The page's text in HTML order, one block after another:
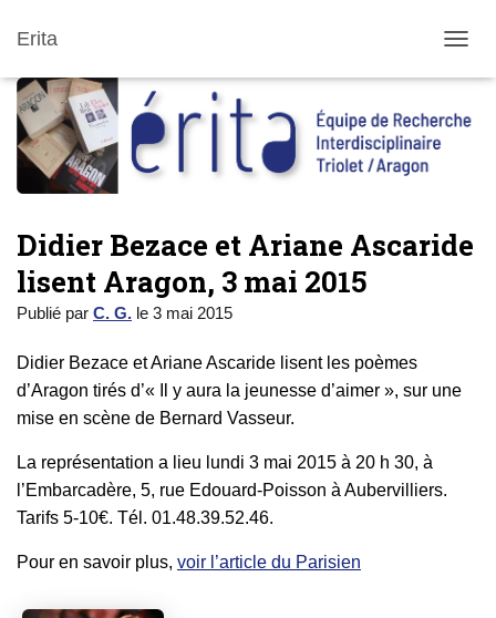
Erita
Didier Bezace et Ariane Ascaride
lisent Aragon, 3 mai 2015
Publié par C. G. le 3 mai 2015
Didier Bezace et Ariane Ascaride lisent les poèmes
d’Aragon tirés d’« Il y aura la jeunesse d’aimer », sur une
mise en scène de Bernard Vasseur.
La représentation a lieu lundi 3 mai 2015 à 20 h 30, à
l’Embarcadère, 5, rue Edouard-Poisson à Aubervilliers.
Tarifs 5-10€. Tél. 01.48.39.52.46.
Pour en savoir plus, voir l’article du Parisien